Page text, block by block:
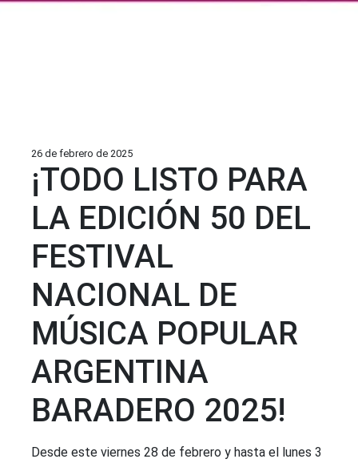
26 de febrero de 2025
¡TODO LISTO PARA
LA EDICIÓN 50 DEL
FESTIVAL
NACIONAL DE
MÚSICA POPULAR
ARGENTINA
BARADERO 2025!
Desde este viernes 28 de febrero y hasta el lunes 3